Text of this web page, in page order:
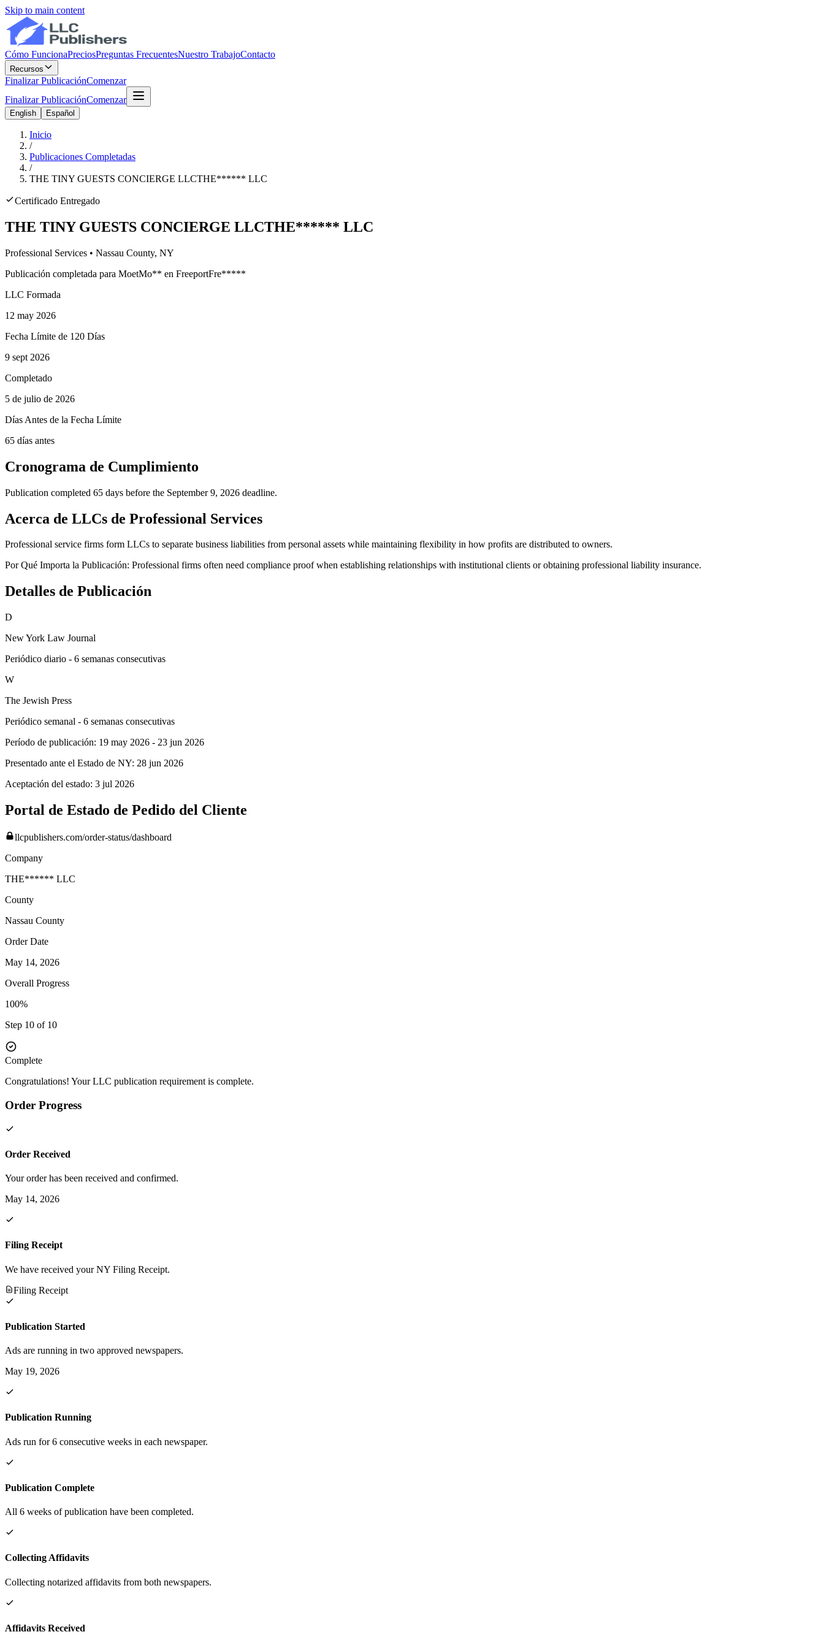
Skip to main content
Cómo FuncionaPreciosPreguntas FrecuentesNuestro TrabajoContacto
Recursos
Finalizar PublicaciónComenzar
Finalizar PublicaciónComenzar
English Español
Inicio
/
Publicaciones Completadas
/
THE TINY GUESTS CONCIERGE LLCTHE****** LLC
Certificado Entregado
THE TINY GUESTS CONCIERGE LLCTHE****** LLC
Professional Services • Nassau County, NY
Publicación completada para MoetMo** en FreeportFre*****
LLC Formada
12 may 2026
Fecha Límite de 120 Días
9 sept 2026
Completado
5 de julio de 2026
Días Antes de la Fecha Límite
65 días antes
Cronograma de Cumplimiento
Publication completed 65 days before the September 9, 2026 deadline.
Acerca de LLCs de Professional Services
Professional service firms form LLCs to separate business liabilities from personal assets while maintaining flexibility in how profits are distributed to owners.
Por Qué Importa la Publicación: Professional firms often need compliance proof when establishing relationships with institutional clients or obtaining professional liability insurance.
Detalles de Publicación
D
New York Law Journal
Periódico diario - 6 semanas consecutivas
W
The Jewish Press
Periódico semanal - 6 semanas consecutivas
Período de publicación: 19 may 2026 - 23 jun 2026
Presentado ante el Estado de NY: 28 jun 2026
Aceptación del estado: 3 jul 2026
Portal de Estado de Pedido del Cliente
llcpublishers.com/order-status/dashboard
Company
THE****** LLC
County
Nassau County
Order Date
May 14, 2026
Overall Progress
100%
Step 10 of 10
Complete
Congratulations! Your LLC publication requirement is complete.
Order Progress
Order Received
Your order has been received and confirmed.
May 14, 2026
Filing Receipt
We have received your NY Filing Receipt.
Filing Receipt
Publication Started
Ads are running in two approved newspapers.
May 19, 2026
Publication Running
Ads run for 6 consecutive weeks in each newspaper.
Publication Complete
All 6 weeks of publication have been completed.
Collecting Affidavits
Collecting notarized affidavits from both newspapers.
Affidavits Received